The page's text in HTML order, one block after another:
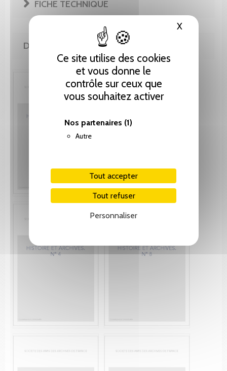
Ce site utilise des cookies
et vous donne le
contrôle sur ceux que
vous souhaitez activer
Nos partenaires (1)
Autre
Tout accepter
Tout refuser
Personnaliser
XMasquer
FICHE TECHNIQUE
DE LA MÊME COLLECTION